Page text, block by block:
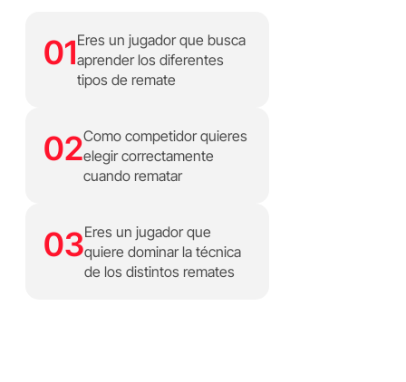
01Eres un jugador que busca
aprender los diferentes
tipos de remate
02Como competidor quieres
elegir correctamente
cuando rematar
03Eres un jugador que
quiere dominar la técnica
de los distintos remates